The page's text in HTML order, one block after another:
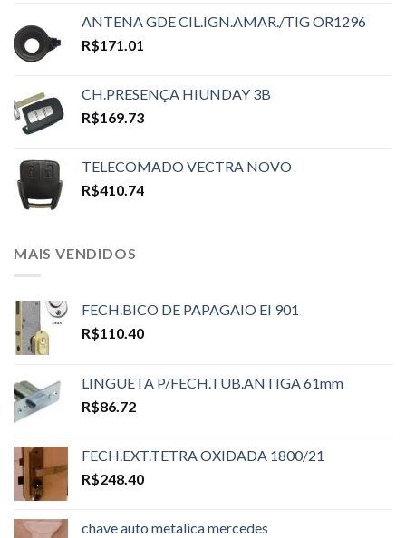
ANTENA GDE CIL.IGN.AMAR./TIG OR1296
R$171.01
CH.PRESENÇA HIUNDAY 3B
R$169.73
TELECOMADO VECTRA NOVO
R$410.74
MAIS VENDIDOS
FECH.BICO DE PAPAGAIO EI 901
R$110.40
LINGUETA P/FECH.TUB.ANTIGA 61mm
R$86.72
FECH.EXT.TETRA OXIDADA 1800/21
R$248.40
chave auto metalica mercedes